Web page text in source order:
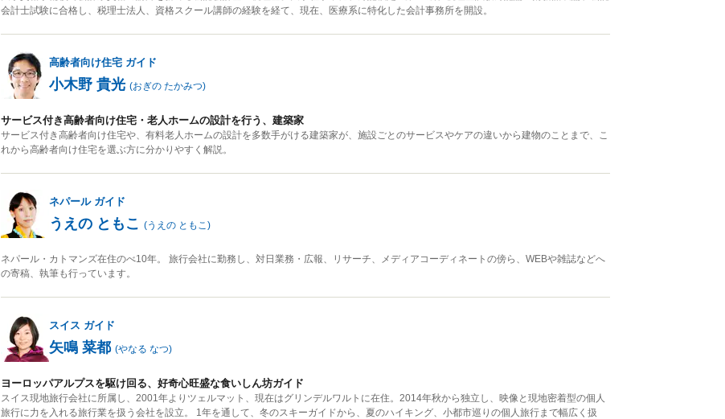
会計士試験に合格し、税理士法人、資格スクール講師の経験を経て、現在、医療系に特化した会計事務所を開設。
高齢者向け住宅 ガイド
小木野 貴光 (おぎの たかみつ)
サービス付き高齢者向け住宅・老人ホームの設計を行う、建築家
サービス付き高齢者向け住宅や、有料老人ホームの設計を多数手がける建築家が、施設ごとのサービスやケアの違いから建物のことまで、こ
れから高齢者向け住宅を選ぶ方に分かりやすく解説。
ネパールガイド
うえの ともこ (うえの ともこ )
ネパール・カトマンズ在住のべ10年。 旅行会社に勤務し、対日業務・広報、リサーチ、メディアコーディネートの傍ら、WEBや雑誌などへ
の寄稿、執筆も行っています。
スイス ガイド
矢鳴 菜都 (やなる なつ)
ヨーロッパアルプスを駆け回る、好奇心旺盛な食いしん坊ガイド
スイス現地旅行会社に所属し、2001年よりツェルマット、現在はグリンデルワルトに在住。2014年秋から独立し、映像と現地密着型の個人
旅行に力を入れる旅行業を扱う会社を設立。 1年を通して、冬のスキーガイドから、夏のハイキング、小都市巡りの個人旅行まで幅広く扱